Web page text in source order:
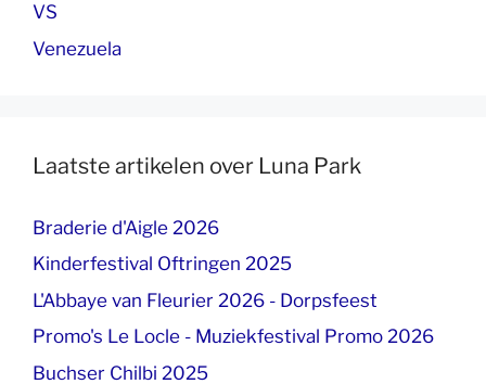
VS
Venezuela
Laatste artikelen over Luna Park
Braderie d'Aigle 2026
Kinderfestival Oftringen 2025
L'Abbaye van Fleurier 2026 - Dorpsfeest
Promo's Le Locle - Muziekfestival Promo 2026
Buchser Chilbi 2025